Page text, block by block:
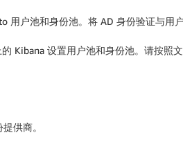
用户池和身份池。将 AD 身份验证与用
Kibana 设置用户池和身份池。请按照
供商。